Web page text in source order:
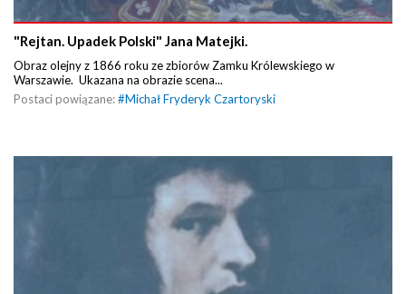
"Rejtan. Upadek Polski" Jana Matejki.
Obraz olejny z 1866 roku ze zbiorów Zamku Królewskiego w
Warszawie. Ukazana na obrazie scena...
Postaci powiązane:#Michał Fryderyk Czartoryski